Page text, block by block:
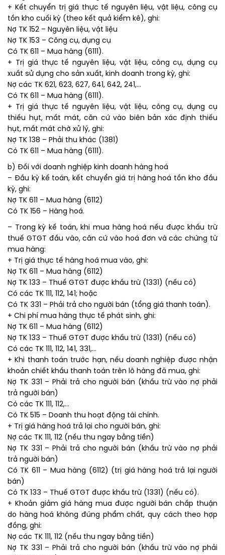
+ Kết chuyển trị giá thực tế nguyên liệu, vật liệu, công cụ
tồn kho cuối kỳ (theo kết quả kiểm kê), ghi:
Nợ TK 152 – Nguyên liệu, vật liệu
Nợ TK 153 – Công cụ, dụng cụ
Có TK 611 – Mua hàng (6111).
+ Trị giá thực tế nguyên liệu, vật liệu, công cụ, dụng cụ
xuất sử dụng cho sản xuất, kinh doanh trong kỳ, ghi:
Nợ các TK 621, 623, 627, 641, 642, 241,…
Có TK 611 – Mua hàng (6111).
+ Trị giá thực tế nguyên liệu, vật liệu, công cụ, dụng cụ
thiếu hụt, mất mát, căn cứ vào biên bản xác định thiếu
hụt, mất mát chờ xử lý, ghi:
Nợ TK 138 – Phải thu khác (1381)
Có TK 611 – Mua hàng (6111).
b) Đối với doanh nghiệp kinh doanh hàng hoá
– Đầu kỳ kế toán, kết chuyển giá trị hàng hoá tồn kho đầu
kỳ, ghi:
Nợ TK 611 – Mua hàng (6112)
Có TK 156 – Hàng hoá.
– Trong kỳ kế toán, khi mua hàng hoá nếu được khấu trừ
thuế GTGT đầu vào, căn cứ vào hoá đơn và các chứng từ
mua hàng:
+ Trị giá thực tế hàng hoá mua vào, ghi:
Nợ TK 611 – Mua hàng (6112)
Nợ TK 133 – Thuế GTGT được khấu trừ (1331) (nếu có)
Có các TK 111, 112, 141; hoặc
Có TK 331 – Phải trả cho người bán (tổng giá thanh toán).
+ Chi phí mua hàng thực tế phát sinh, ghi:
Nợ TK 611 – Mua hàng (6112)
Nợ TK 133 – Thuế GTGT được khấu trừ (1331) (nếu có)
Có các TK 111, 112, 141, 331,…
+ Khi thanh toán trước hạn, nếu doanh nghiệp được nhận
khoản chiết khấu thanh toán trên lô hàng đã mua, ghi:
Nợ TK 331 – Phải trả cho người bán (khấu trừ vào nợ phải
trả người bán)
Có các TK 111, 112,…
Có TK 515 – Doanh thu hoạt động tài chính.
+ Trị giá hàng hoá trả lại cho người bán, ghi:
Nợ các TK 111, 112 (nếu thu ngay bằng tiền)
Nợ TK 331 – Phải trả cho người bán (khấu trừ vào nợ phải
trả người bán)
Có TK 611 – Mua hàng (6112) (trị giá hàng hoá trả lại người
bán)
Có TK 133 – Thuế GTGT được khấu trừ (1331) (nếu có).
+ Khoản giảm giá hàng mua được người bán chấp thuận
do hàng hoá không đúng phẩm chất, quy cách theo hợp
đồng, ghi:
Nợ các TK 111, 112 (nếu thu ngay bằng tiền)
Nợ TK 331 – Phải trả cho người bán (khấu trừ vào nợ phải